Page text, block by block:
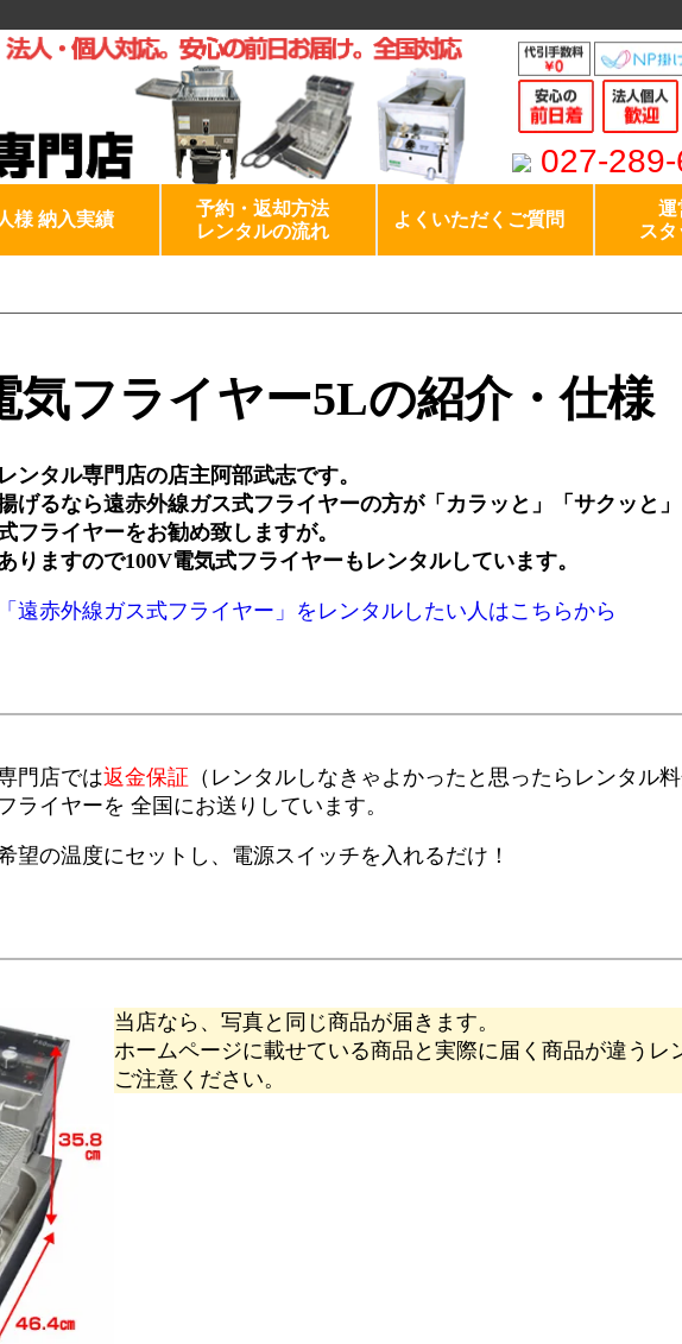
027-
様 納入実績
予約・返却方法
レンタルの流れ
よくいただくご質問
運
ス
気フライヤー5Lの紹介・仕様
タル専門店の店主阿部武志です。
げるなら遠赤外線ガス式フライヤーの方が「カラッと」「サクッと
フライヤーをお勧め致しますが。
ますので100V電気式フライヤーもレンタルしています。
遠赤外線ガス式フライヤー」をレンタルしたい人はこちらから
門店では返金保証 （レンタルしなきゃよかったと思ったらレンタル
イヤーを 全国にお送りしています。
望の温度にセットし、電源スイッチを入れるだけ！
当店なら、写真と同じ商品が届きます。
ホームページに載せている商品と実際に届く商品が違うレ
ご注意ください。